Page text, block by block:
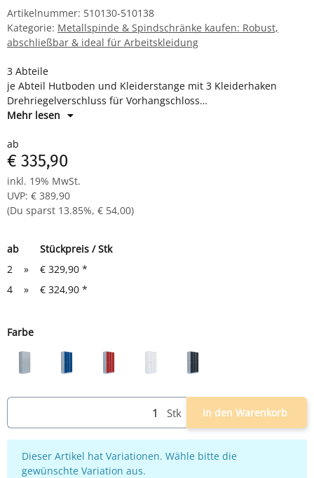
Artikelnummer: 510130-510138
Kategorie: Metallspinde & Spindschränke kaufen: Robust,
abschließbar & ideal für Arbeitskleidung
3 Abteile
je Abteil Hutboden und Kleiderstange mit 3 Kleiderhaken
Drehriegelverschluss für Vorhangschloss
Maße: H 1800 x B 885 x T 500 mm
Mehr lesen
ab
€ 335,90
inkl. 19% MwSt.
UVP: € 389,90
(Du sparst 13.85%, € 54,00)
ab
Stückpreis / Stk
2
» € 329,90 *
4
» € 324,90 *
Farbe
Stk In den Warenkorb
x
Dieser Artikel hat Variationen. Wähle bitte die
gewünschte Variation aus.